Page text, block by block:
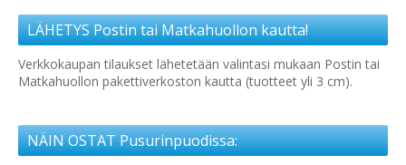
LÄHETYS Postin tai Matkahuollon kautta!
Verkkokaupan tilaukset lähetetään valintasi mukaan Postin tai
Matkahuollon pakettiverkoston kautta (tuotteet yli 3 cm).
NÄIN OSTAT Pusurinpuodissa: